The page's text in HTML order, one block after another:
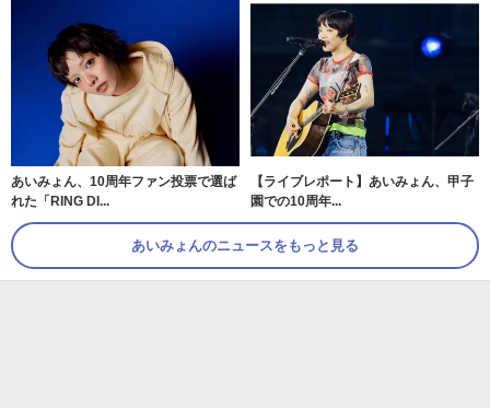
あいみょん、10周年ファン投票で選ば
れた「RING DI...
【ライブレポート】あいみょん、甲子
園での10周年...
あいみょんのニュースをもっと見る